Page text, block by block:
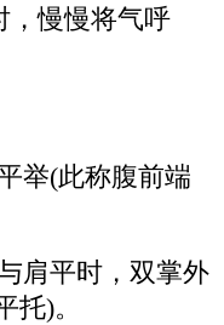
，慢慢将气呼
举(此称腹前端
肩平时，双掌外
托)。